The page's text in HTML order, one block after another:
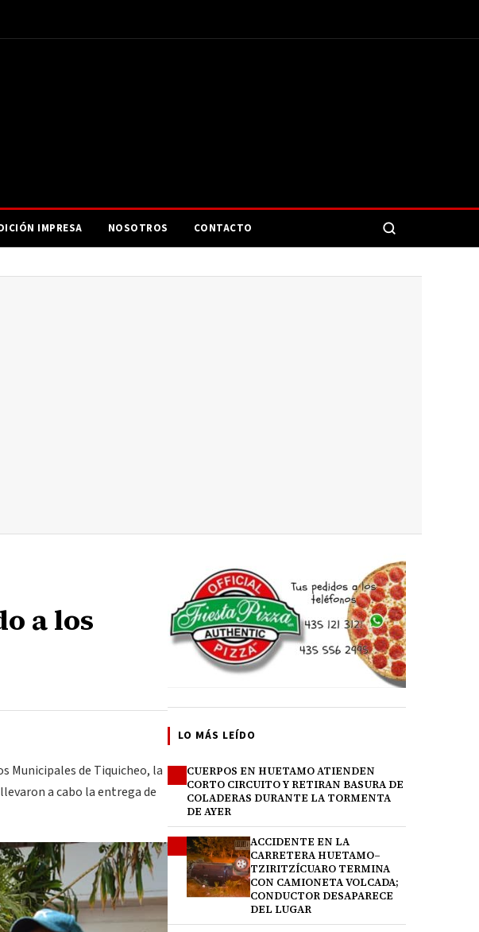
IMPRESA NOSOTROS CONTACTO
a los
Municipales de Tiquicheo, la
a cabo la entrega de
LO MÁS LEÍDO
CUERPOS EN HUETAMO ATIENDEN
CORTO CIRCUITO Y RETIRAN BASURA DE
COLADERAS DURANTE LA TORMENTA
DE AYER
ACCIDENTE EN LA
CARRETERA HUETAMO–
TZIRITZÍCUARO TERMINA
CON CAMIONETA VOLCADA;
CONDUCTOR DESAPARECE
DEL LUGAR